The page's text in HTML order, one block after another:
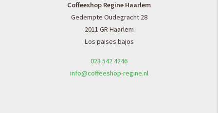
Coffeeshop Regine Haarlem
Gedempte Oudegracht 28
2011 GR Haarlem
Los paises bajos
023 542 4246
info@coffeeshop-regine.nl